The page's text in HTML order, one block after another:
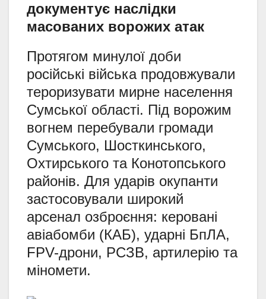
документує наслідки
масованих ворожих атак
Протягом минулої доби
російські війська продовжували
тероризувати мирне населення
Сумської області. Під ворожим
вогнем перебували громади
Сумського, Шосткинського,
Охтирського та Конотопського
районів. Для ударів окупанти
застосовували широкий
арсенал озброєння: керовані
авіабомби (КАБ), ударні БпЛА,
FPV-дрони, РСЗВ, артилерію та
міномети.